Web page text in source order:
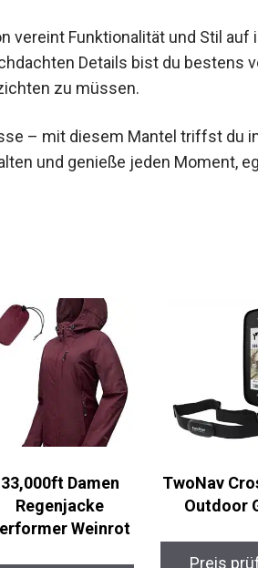
vereint Funktionalität und Stil auf
Details bist du bestens
verzichten zu müssen.
– mit diesem Mantel triffst du
und genieße jeden Moment,
33,000ft Damen
Regenjacke
Weinrot
TwoNav
Outdoor
Preis